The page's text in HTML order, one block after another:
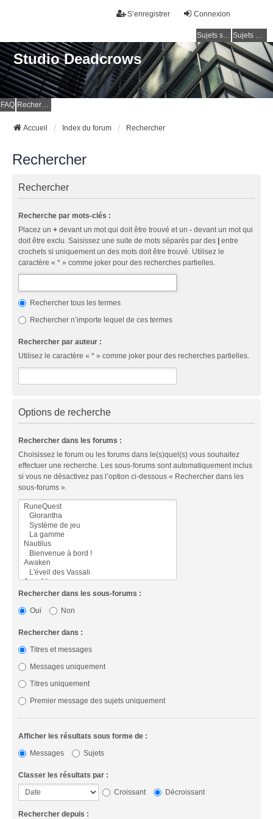
Connexion
S’enregistrer
Sujets sans réponse Sujets actifs
Studio Deadcrows
FAQ Rechercher
Accueil Index du forum Rechercher
Rechercher
Rechercher
Recherche par mots-clés :
Placez un + devant un mot qui doit être trouvé et un - devant un mot qui
doit être exclu. Saisissez une suite de mots séparés par des | entre
crochets si uniquement un des mots doit être trouvé. Utilisez le
caractère « * » comme joker pour des recherches partielles.
Rechercher tous les termes
Rechercher n’importe lequel de ces termes
Rechercher par auteur :
Utilisez le caractère « * » comme joker pour des recherches partielles.
Options de recherche
Rechercher dans les forums :
Choisissez le forum ou les forums dans le(s)quel(s) vous souhaitez
effectuer une recherche. Les sous-forums sont automatiquement inclus
si vous ne désactivez pas l’option ci-dessous « Rechercher dans les
sous-forums ».
Rechercher dans les sous-forums :
Oui
Non
Rechercher dans :
Titres et messages
Messages uniquement
Titres uniquement
Premier message des sujets uniquement
Afficher les résultats sous forme de :
Messages
Sujets
Classer les résultats par :
Croissant
Décroissant
Rechercher depuis :